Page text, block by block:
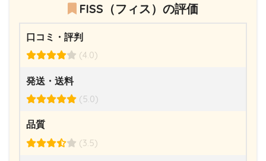
FISS（フィス）の評価
口コミ・評判
(4.0)
発送・送料
(5.0)
品質
(3.5)